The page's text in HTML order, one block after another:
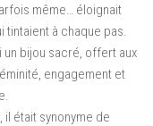
même… éloignait
à chaque pas.
un bijou sacré, offert aux
engagement et
, il était synonyme de